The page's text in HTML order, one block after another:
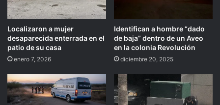
Localizaron a mujer
desaparecida enterrada en el
patio de su casa
enero 7, 2026
Identifican a hombre “dado
de baja” dentro de un Aveo
en la colonia Revolución
diciembre 20, 2025